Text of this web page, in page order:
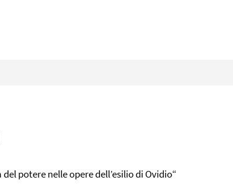
potere nelle opere dell’esilio di Ovidio“